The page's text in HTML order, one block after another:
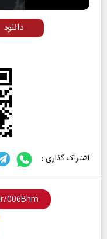
دانلود
اشتراک گذاری :